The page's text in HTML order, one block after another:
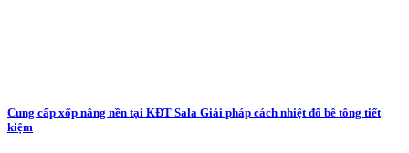
Cung cấp xốp nâng nền tại KĐT Sala Giải pháp cách nhiệt đổ bê tông tiết
kiệm